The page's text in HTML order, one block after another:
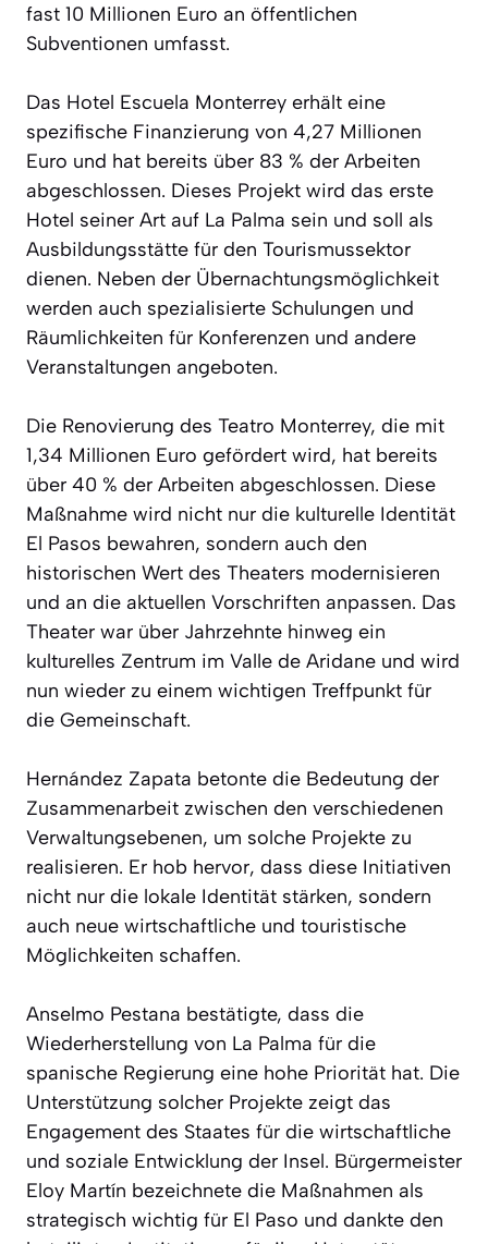
fast 10 Millionen Euro an öffentlichen
Subventionen umfasst.
Das Hotel Escuela Monterrey erhält eine
spezifische Finanzierung von 4,27 Millionen
Euro und hat bereits über 83 % der Arbeiten
abgeschlossen. Dieses Projekt wird das erste
Hotel seiner Art auf La Palma sein und soll als
Ausbildungsstätte für den Tourismussektor
dienen. Neben der Übernachtungsmöglichkeit
werden auch spezialisierte Schulungen und
Räumlichkeiten für Konferenzen und andere
Veranstaltungen angeboten.
Die Renovierung des Teatro Monterrey, die mit
1,34 Millionen Euro gefördert wird, hat bereits
über 40 % der Arbeiten abgeschlossen. Diese
Maßnahme wird nicht nur die kulturelle Identität
El Pasos bewahren, sondern auch den
historischen Wert des Theaters modernisieren
und an die aktuellen Vorschriften anpassen. Das
Theater war über Jahrzehnte hinweg ein
kulturelles Zentrum im Valle de Aridane und wird
nun wieder zu einem wichtigen Treffpunkt für
die Gemeinschaft.
Hernández Zapata betonte die Bedeutung der
Zusammenarbeit zwischen den verschiedenen
Verwaltungsebenen, um solche Projekte zu
realisieren. Er hob hervor, dass diese Initiativen
nicht nur die lokale Identität stärken, sondern
auch neue wirtschaftliche und touristische
Möglichkeiten schaffen.
Anselmo Pestana bestätigte, dass die
Wiederherstellung von La Palma für die
spanische Regierung eine hohe Priorität hat. Die
Unterstützung solcher Projekte zeigt das
Engagement des Staates für die wirtschaftliche
und soziale Entwicklung der Insel. Bürgermeister
Eloy Martín bezeichnete die Maßnahmen als
strategisch wichtig für El Paso und dankte den